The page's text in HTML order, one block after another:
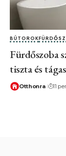
BÚTOROK
Fürdőszoba
tiszta és
Otthonra 11